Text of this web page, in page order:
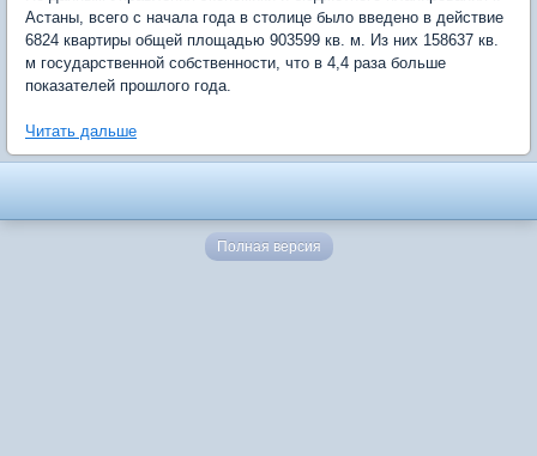
Астаны, всего с начала года в столице было введено в действие
6824 квартиры общей площадью 903599 кв. м. Из них 158637 кв.
м государственной собственности, что в 4,4 раза больше
показателей прошлого года.
Читать дальше
Полная версия